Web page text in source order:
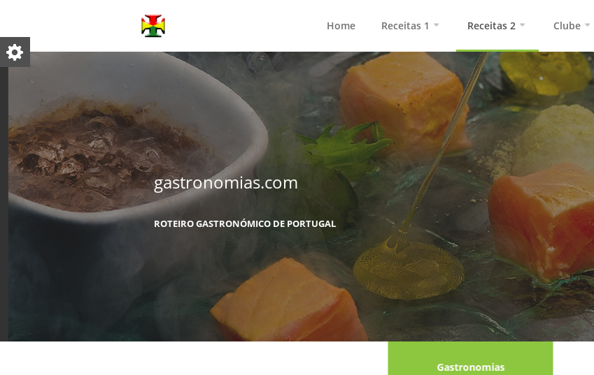
Home Receitas 1 Receitas 2 Clube
gastronomias.com
ROTEIRO GASTRONÓMICO DE PORTUGAL
Gastronomias